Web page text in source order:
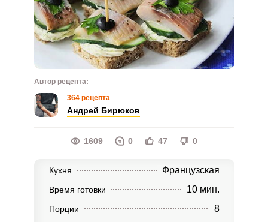
Автор рецепта:
364 рецепта
Андрей Бирюков
1609 0 47 0
Кухня Французская
Время готовки 10 мин.
Порции 8